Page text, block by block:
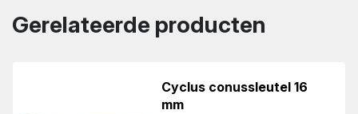
Gerelateerde producten
Cyclus conussleutel 16
mm